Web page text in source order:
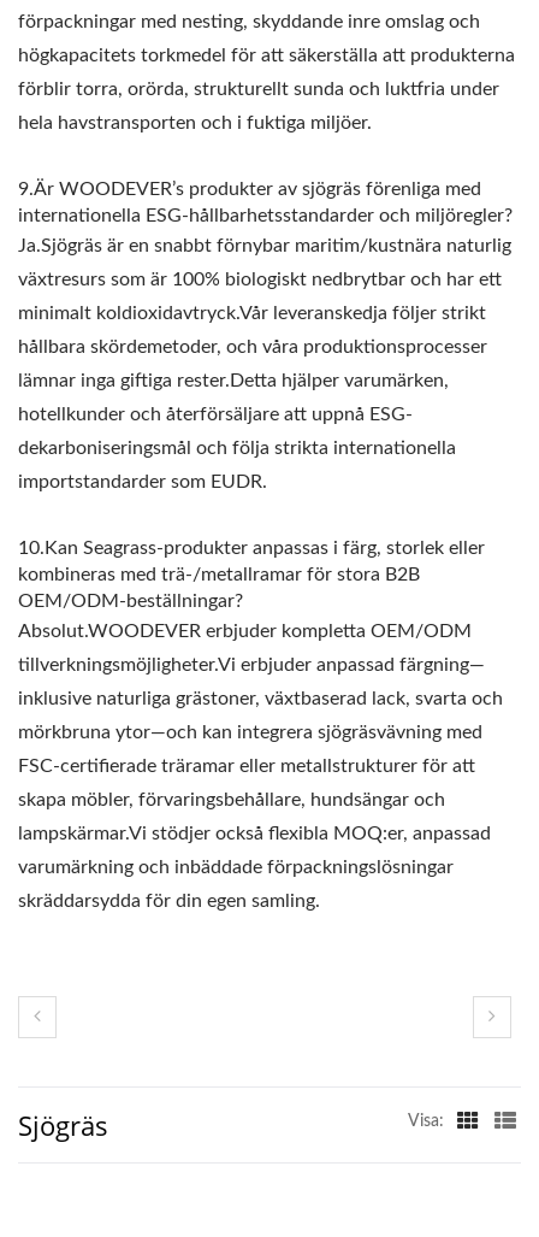
förpackningar med nesting, skyddande inre omslag och
högkapacitets torkmedel för att säkerställa att produkterna
förblir torra, orörda, strukturellt sunda och luktfria under
hela havstransporten och i fuktiga miljöer.
9.Är WOODEVER’s produkter av sjögräs förenliga med
internationella ESG-hållbarhetsstandarder och miljöregler?
Ja.Sjögräs är en snabbt förnybar maritim/kustnära naturlig
växtresurs som är 100% biologiskt nedbrytbar och har ett
minimalt koldioxidavtryck.Vår leveranskedja följer strikt
hållbara skördemetoder, och våra produktionsprocesser
lämnar inga giftiga rester.Detta hjälper varumärken,
hotellkunder och återförsäljare att uppnå ESG-
dekarboniseringsmål och följa strikta internationella
importstandarder som EUDR.
10.Kan Seagrass-produkter anpassas i färg, storlek eller
kombineras med trä-/metallramar för stora B2B
OEM/ODM-beställningar?
Absolut.WOODEVER erbjuder kompletta OEM/ODM
tillverkningsmöjligheter.Vi erbjuder anpassad färgning—
inklusive naturliga grästoner, växtbaserad lack, svarta och
mörkbruna ytor—och kan integrera sjögräsvävning med
FSC-certifierade träramar eller metallstrukturer för att
skapa möbler, förvaringsbehållare, hundsängar och
lampskärmar.Vi stödjer också flexibla MOQ:er, anpassad
varumärkning och inbäddade förpackningslösningar
skräddarsydda för din egen samling.
Sjögräs Visa: